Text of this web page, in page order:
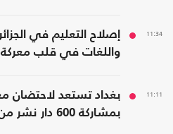
11:34
إصلاح التعليم في
واللغات في قلب معركة
11:11
بغداد تستعد لاحتضان
بمشاركة 600 دار نشر من 23 دولة